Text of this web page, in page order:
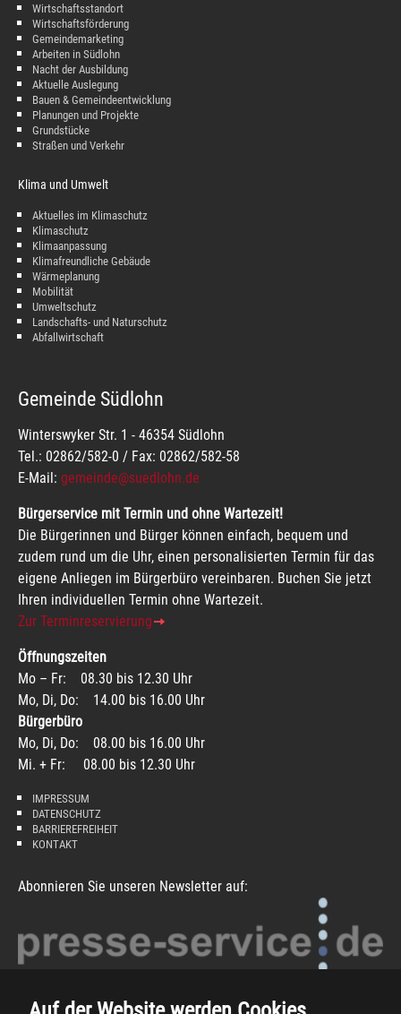
Wirtschaftsstandort
Wirtschaftsförderung
Gemeindemarketing
Arbeiten in Südlohn
Nacht der Ausbildung
Aktuelle Auslegung
Bauen & Gemeindeentwicklung
Planungen und Projekte
Grundstücke
Straßen und Verkehr
Klima und Umwelt
Aktuelles im Klimaschutz
Klimaschutz
Klimaanpassung
Klimafreundliche Gebäude
Wärmeplanung
Mobilität
Umweltschutz
Landschafts- und Naturschutz
Abfallwirtschaft
Gemeinde Südlohn
Winterswyker Str. 1 - 46354 Südlohn
Tel.: 02862/582-0 / Fax: 02862/582-58
E-Mail: gemeinde@suedlohn.de
Bürgerservice mit Termin und ohne Wartezeit!
Die Bürgerinnen und Bürger können einfach, bequem und
zudem rund um die Uhr, einen personalisierten Termin für das
eigene Anliegen im Bürgerbüro vereinbaren. Buchen Sie jetzt
Ihren individuellen Termin ohne Wartezeit.
Zur Terminreservierung
Öffnungszeiten
Mo – Fr: 08.30 bis 12.30 Uhr
Mo, Di, Do: 14.00 bis 16.00 Uhr
Bürgerbüro
Mo, Di, Do: 08.00 bis 16.00 Uhr
Mi. + Fr: 08.00 bis 12.30 Uhr
IMPRESSUM
DATENSCHUTZ
BARRIEREFREIHEIT
KONTAKT
Abonnieren Sie unseren Newsletter auf: